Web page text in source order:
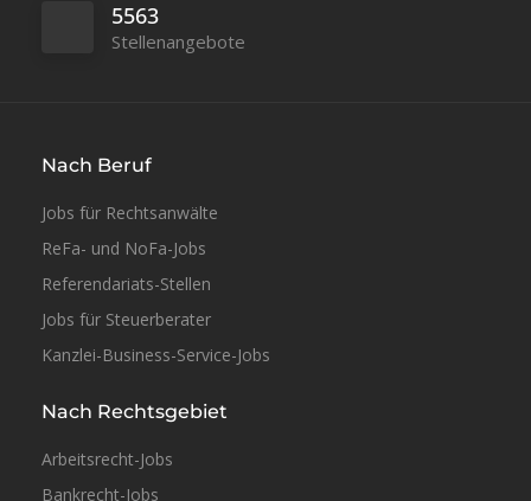
Vollzeit5563
Stellenangebote
Nach Beruf
Jobs für Rechtsanwälte
ReFa- und NoFa-Jobs
Referendariats-Stellen
Jobs für Steuerberater
Kanzlei-Business-Service-Jobs
Nach Rechtsgebiet
Arbeitsrecht-Jobs
Bankrecht-Jobs